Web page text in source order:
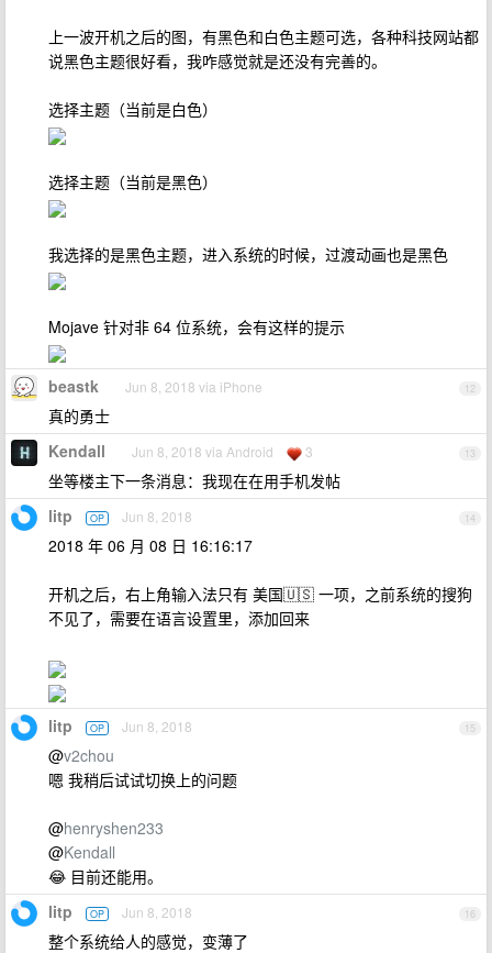
上一波开机之后的图，有黑色和白色主题可选，各种科技网站都
说黑色主题很好看，我咋感觉就是还没有完善的。
选择主题（当前是白色）
选择主题（当前是黑色）
我选择的是黑色主题，进入系统的时候，过渡动画也是黑色
Mojave 针对非 64 位系统，会有这样的提示
12
beastk Jun 8, 2018 via iPhone
真的勇士
13
Kendall Jun 8, 2018 via Android 3
坐等楼主下一条消息：我现在在用手机发帖
14
litp OP Jun 8, 2018
2018 年 06 月 08 日 16:16:17
开机之后，右上角输入法只有 美国🇺🇸 一项，之前系统的搜狗
不见了，需要在语言设置里，添加回来
15
litp OP Jun 8, 2018
@v2chou
嗯 我稍后试试切换上的问题
@henryshen233
@Kendall
😂 目前还能用。
16
litp OP Jun 8, 2018
整个系统给人的感觉，变薄了